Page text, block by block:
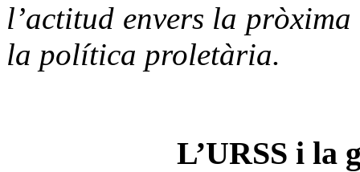
l’actitud envers la
la política proletària.
L’URSS i la